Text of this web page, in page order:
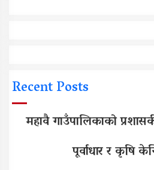
Recent Posts
महावै गाउँपालिकाको
पूर्वाधार र कृषि